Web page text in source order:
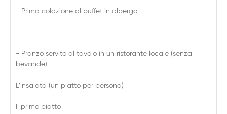
- Prima colazione al buffet in albergo
- Pranzo servito al tavolo in un ristorante locale (senza
bevande)
L’insalata (un piatto per persona)
Il primo piatto